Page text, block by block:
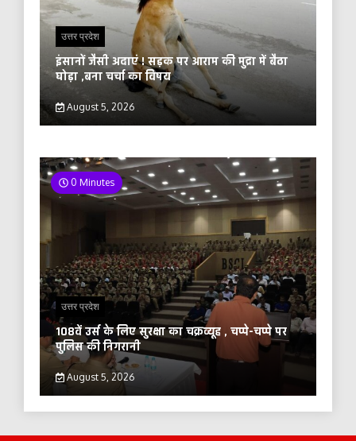
उत्तर प्रदेश
इंसानों जैसी अदाएं ! सड़क पर आराम की मुद्रा में बैठा
घोड़ा ,बना चर्चा का विषय
August 5, 2026
0 Minutes
उत्तर प्रदेश
108वें उर्स के लिए सुरक्षा का चक्रव्यूह , चप्पे-चप्पे पर
पुलिस की निगरानी
August 5, 2026